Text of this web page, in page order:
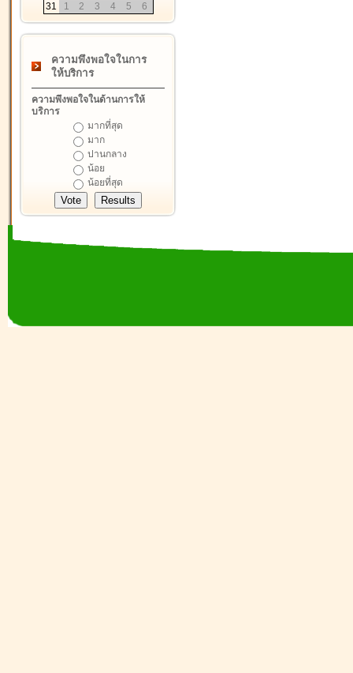
31
1 2 3 4 5 6
ความพึงพอใจในการ
ให้บริการ
ความพึงพอใจในด้านการให้
บริการ
มากที่สุด
มาก
ปานกลาง
น้อย
น้อยที่สุด